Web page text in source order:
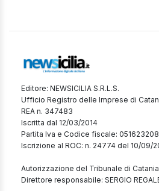
Editore: NEWSICILIA S.R.L.S.
Ufficio Registro delle Imprese di
REA n. 347483
Iscritta dal 12/03/2014
Partita Iva e Codice fiscale:
Iscrizione al ROC: n. 24774 del 10/09/
Autorizzazione del Tribunale di
Direttore responsabile: SERGIO